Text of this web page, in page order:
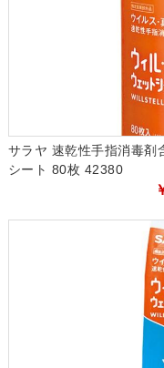
サラヤ 速乾性手指消毒剤
シート 80枚 42380